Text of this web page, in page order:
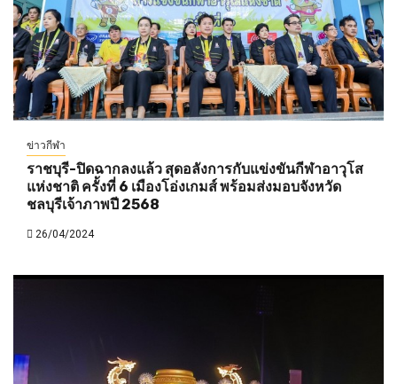
ข่าวกีฬา
ราชบุรี-ปิดฉากลงแล้ว สุดอลังการกับแข่งขันกีฬาอาวุโส
แห่งชาติ ครั้งที่ 6 เมืองโอ่งเกมส์ พร้อมส่งมอบจังหวัด
ชลบุรีเจ้าภาพปี 2568
26/04/2024